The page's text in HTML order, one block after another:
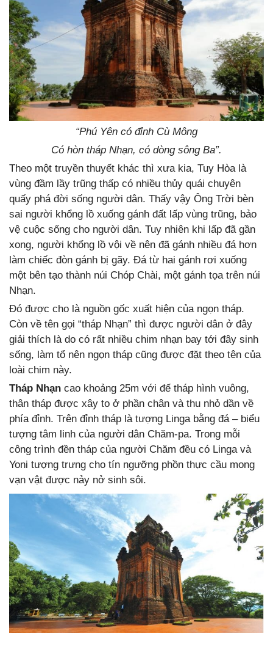
“Phú Yên có đỉnh Cù Mông
Có hòn tháp Nhạn, có dòng sông Ba”.
Theo một truyền thuyết khác thì xưa kia, Tuy Hòa là
vùng đầm lầy trũng thấp có nhiều thủy quái chuyên
quấy phá đời sống người dân. Thấy vậy Ông Trời bèn
sai người khổng lồ xuống gánh đất lấp vùng trũng, bảo
vệ cuộc sống cho người dân. Tuy nhiên khi lấp đã gần
xong, người khổng lồ vội về nên đã gánh nhiều đá hơn
làm chiếc đòn gánh bị gãy. Đá từ hai gánh rơi xuống
một bên tạo thành núi Chóp Chài, một gánh tọa trên núi
Nhạn.
Đó được cho là nguồn gốc xuất hiện của ngọn tháp.
Còn về tên gọi “tháp Nhạn” thì được người dân ở đây
giải thích là do có rất nhiều chim nhạn bay tới đây sinh
sống, làm tổ nên ngọn tháp cũng được đặt theo tên của
loài chim này.
Tháp Nhạn cao khoảng 25m với đế tháp hình vuông,
thân tháp được xây to ở phần chân và thu nhỏ dần về
phía đỉnh. Trên đỉnh tháp là tượng Linga bằng đá – biểu
tượng tâm linh của người dân Chăm-pa. Trong mỗi
công trình đền tháp của người Chăm đều có Linga và
Yoni tượng trưng cho tín ngưỡng phồn thực cầu mong
vạn vật được nảy nở sinh sôi.